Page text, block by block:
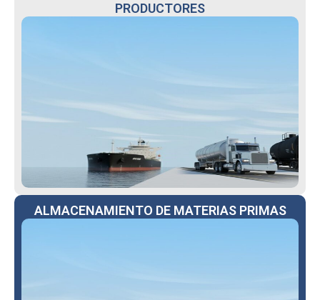
PRODUCTORES
ALMACENAMIENTO DE MATERIAS PRIMAS